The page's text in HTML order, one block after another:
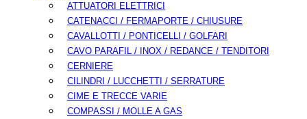
ATTUATORI ELETTRICI
CATENACCI / FERMAPORTE / CHIUSURE
CAVALLOTTI / PONTICELLI / GOLFARI
CAVO PARAFIL / INOX / REDANCE / TENDITORI
CERNIERE
CILINDRI / LUCCHETTI / SERRATURE
CIME E TRECCE VARIE
COMPASSI / MOLLE A GAS